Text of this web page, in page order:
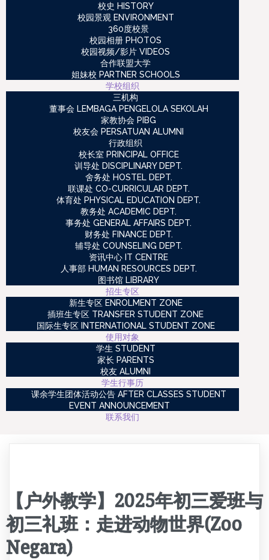
校史 HISTORY
校园景观 ENVIRONMENT
360度校景
校园相册 PHOTOS
校园视频/影片 VIDEOS
合作联盟大学
姐妹校 PARTNER SCHOOLS
学校组织
三机构
董事会 LEMBAGA PENGELOLA SEKOLAH
家教协会 PIBG
校友会 PERSATUAN ALUMNI
行政组织
校长室 PRINCIPAL OFFICE
训导处 DISCIPLINARY DEPT.
舍务处 HOSTEL DEPT.
联课处 CO-CURRICULAR DEPT.
体育处 PHYSICAL EDUCATION DEPT.
教务处 ACADEMIC DEPT.
事务处 GENERAL AFFAIRS DEPT.
财务处 FINANCE DEPT.
辅导处 COUNSELING DEPT.
资讯中心 IT CENTRE
人事部 HUMAN RESOURCES DEPT.
图书馆 LIBRARY
招生专区
新生专区 ENROLMENT ZONE
插班生专区 TRANSFER STUDENT ZONE
国际生专区 INTERNATIONAL STUDENT ZONE
使用对象
学生 STUDENT
家长 PARENTS
校友 ALUMNI
学生行事历
课余学生团体活动公告 AFTER CLASSES STUDENT
EVENT ANNOUNCEMENT
联系我们
【户外教学】2025年初三爱班与
初三礼班：走进动物世界(Zoo
Negara)